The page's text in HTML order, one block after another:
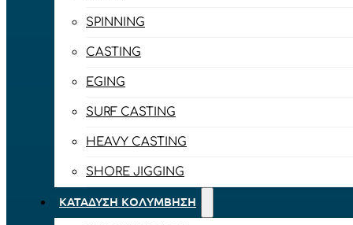
SPINNING
CASTING
EGING
SURF CASTING
HEAVY CASTING
SHORE JIGGING
ΚΑΤΆΔΥΣΗ ΚΟΛΎΜΒΗΣΗ